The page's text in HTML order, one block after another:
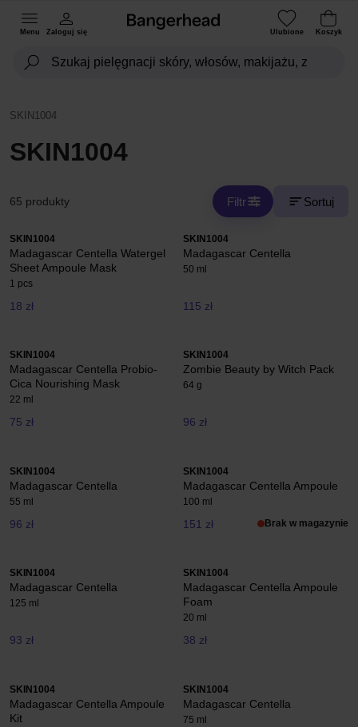
Menu Zaloguj się Ulubione Koszyk
SKIN1004
SKIN1004
65 produkty Filtr Sortuj
SKIN1004
Madagascar Centella Watergel
Sheet Ampoule Mask
1 pcs
18 zł
SKIN1004
Madagascar Centella
50 ml
115 zł
SKIN1004
Madagascar Centella Probio-
Cica Nourishing Mask
22 ml
75 zł
SKIN1004
Zombie Beauty by Witch Pack
64 g
96 zł
SKIN1004
Madagascar Centella
55 ml
96 zł
SKIN1004
Madagascar Centella Ampoule
100 ml
151 zł Brak w magazynie
SKIN1004
Madagascar Centella
125 ml
93 zł
SKIN1004
Madagascar Centella Ampoule
Foam
20 ml
38 zł
SKIN1004
Madagascar Centella Ampoule
Kit
SKIN1004
Madagascar Centella
75 ml